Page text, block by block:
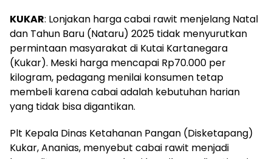
KUKAR: Lonjakan harga cabai rawit menjelang Natal
dan Tahun Baru (Nataru) 2025 tidak menyurutkan
permintaan masyarakat di Kutai Kartanegara
(Kukar). Meski harga mencapai Rp70.000 per
kilogram, pedagang menilai konsumen tetap
membeli karena cabai adalah kebutuhan harian
yang tidak bisa digantikan.
Plt Kepala Dinas Ketahanan Pangan (Disketapang)
Kukar, Ananias, menyebut cabai rawit menjadi